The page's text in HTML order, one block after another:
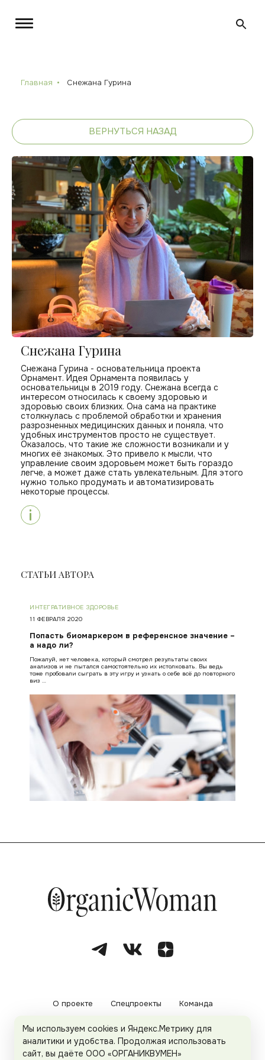
Главная Снежана Гурина
ВЕРНУТЬСЯ НАЗАД
Снежана Гурина
Снежана Гурина - основательница проекта
Орнамент. Идея Орнамента появилась у
основательницы в 2019 году. Снежана всегда с
интересом относилась к своему здоровью и
здоровью своих близких. Она сама на практике
столкнулась с проблемой обработки и хранения
разрозненных медицинских данных и поняла, что
удобных инструментов просто не существует.
Оказалось, что такие же сложности возникали и у
многих её знакомых. Это привело к мысли, что
управление своим здоровьем может быть гораздо
легче, а может даже стать увлекательным. Для этого
нужно только продумать и автоматизировать
некоторые процессы.
СТАТЬИ АВТОРА
ИНТЕГРАТИВНОЕ ЗДОРОВЬЕ
11 ФЕВРАЛЯ 2020
Попасть биомаркером в референсное значение –
а надо ли?
Пожалуй, нет человека, который смотрел результаты своих
анализов и не пытался самостоятельно их истолковать. Вы ведь
тоже пробовали сыграть в эту игру и узнать о себе всё до повторного
виз …
О проекте Спецпроекты Команда
Рекламодателям Политика конфиденциальности
Пользовательское соглашение
Мы используем cookies и Яндекс.Метрику для
аналитики и удобства. Продолжая использовать
сайт, вы даёте ООО «ОРГАНИКВУМЕН»